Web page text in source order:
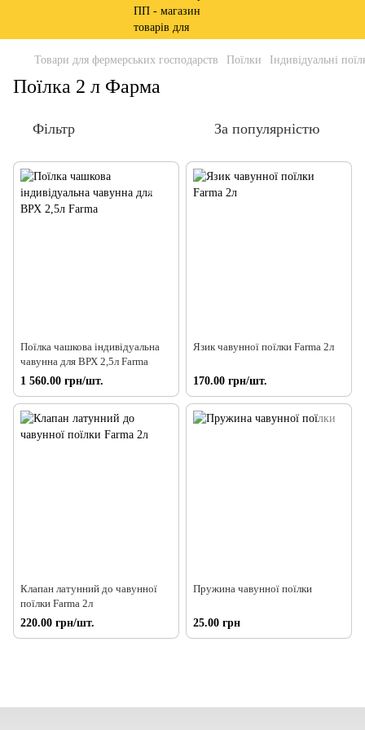
Товари для фермерських господарств Поїлки Індивідуальні
Поїлка 2 л Фарма
Фільтр За популярністю
Поїлка чашкова індивідуальна
чавунна для ВРХ 2,5л Farma
1 560.00 грн/шт.
Язик чавунної поїлки Farma 2л
170.00 грн/шт.
Клапан латунний до чавунної
поїлки Farma 2л
220.00 грн/шт.
Пружина чавунної поїлки
25.00 грн